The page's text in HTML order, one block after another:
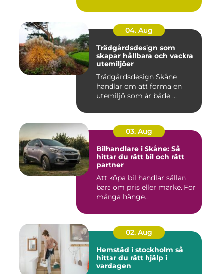
04. Aug
Trädgårdsdesign som
skapar hållbara och vackra
utemiljöer
Trädgårdsdesign Skåne
handlar om att forma en
utemiljö som är både ...
03. Aug
Bilhandlare i Skåne: Så
hittar du rätt bil och rätt
partner
Att köpa bil handlar sällan
bara om pris eller märke. För
många hänge...
02. Aug
Hemstäd i stockholm så
hittar du rätt hjälp i
vardagen